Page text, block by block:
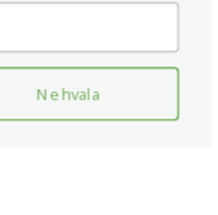
dejstva, da
pri zaporednih,
ugoden
kreatina na dan
Ne hvala